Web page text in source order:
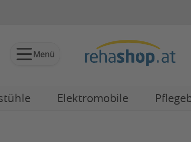
Menü
Elektromobile